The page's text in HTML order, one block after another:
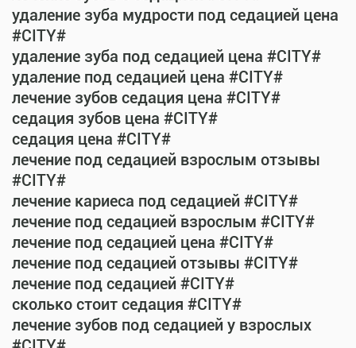
удаление зуба мудрости под седацией цена
#CITY#
удаление зуба под седацией цена #CITY#
удаление под седацией цена #CITY#
лечение зубов седация цена #CITY#
седация зубов цена #CITY#
седация цена #CITY#
лечение под седацией взрослым отзывы
#CITY#
лечение кариеса под седацией #CITY#
лечение под седацией взрослым #CITY#
лечение под седацией цена #CITY#
лечение под седацией отзывы #CITY#
лечение под седацией #CITY#
сколько стоит седация #CITY#
лечение зубов под седацией у взрослых